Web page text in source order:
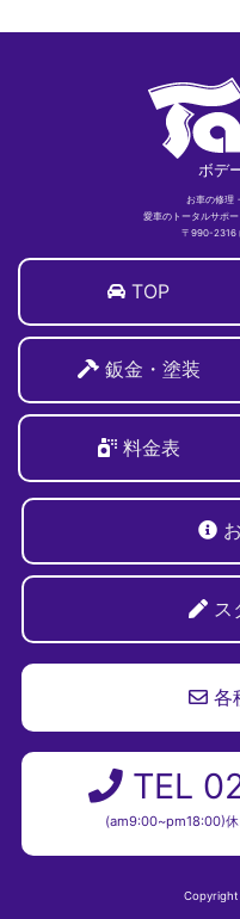
ボデ
お車の修理
愛車のトータルサポ
〒990-2316
TOP
鈑金・塗装
料金表
ス
各
TEL
(am9:00~pm18:00)休
Copyright